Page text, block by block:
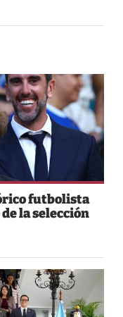
futbolista
la selección